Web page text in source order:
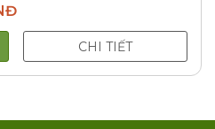
Giá
tại
595.000VNĐ.CHI TIẾT